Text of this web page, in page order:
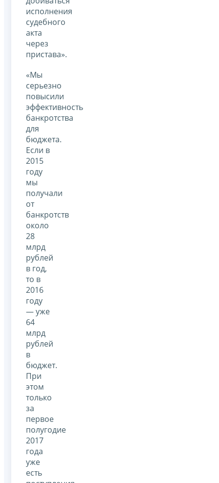
исполнения
судебного
акта
через
пристава».
«Мы
серьезно
повысили
эффективность
банкротства
для
бюджета.
Если в
2015
году
мы
получали
от
банкротств
около
28
млрд
рублей
в год,
то в
2016
году
— уже
64
млрд
рублей
в
бюджет.
При
этом
только
за
первое
полугодие
2017
года
уже
есть